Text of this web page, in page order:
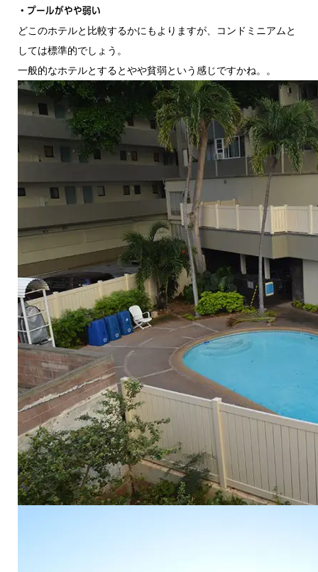
・プールがやや弱い
どこのホテルと比較するかにもよりますが、コンドミニアムと
しては標準的でしょう。
一般的なホテルとするとやや貧弱という感じですかね。。